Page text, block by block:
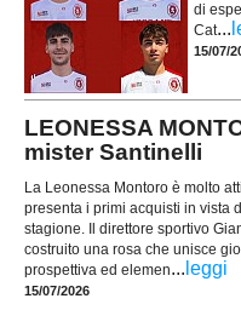
di
Cat...
15/07/
LEONESSA
mister Santinelli
La Leonessa Montoro è molto
presenta i primi acquisti in vista
stagione. Il direttore sportivo
costruito una rosa che unisce
prospettiva ed elemen... leggi
15/07/2026